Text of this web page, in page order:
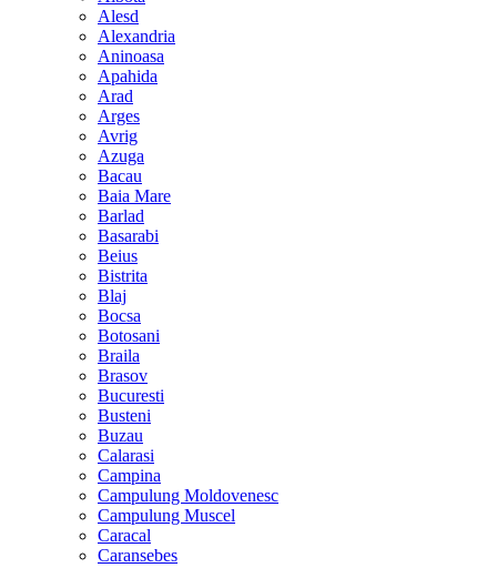
Alesd
Alexandria
Aninoasa
Apahida
Arad
Arges
Avrig
Azuga
Bacau
Baia Mare
Barlad
Basarabi
Beius
Bistrita
Blaj
Bocsa
Botosani
Braila
Brasov
Bucuresti
Busteni
Buzau
Calarasi
Campina
Campulung Moldovenesc
Campulung Muscel
Caracal
Caransebes